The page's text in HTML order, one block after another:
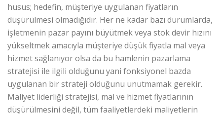
husus; hedefin, müşteriye uygulanan fiyatların
düşürülmesi olmadığıdır. Her ne kadar bazı durumlarda,
işletmenin pazar payını büyütmek veya stok devir hızını
yükseltmek amacıyla müşteriye düşük fiyatla mal veya
hizmet sağlanıyor olsa da bu hamlenin pazarlama
stratejisi ile ilgili olduğunu yani fonksiyonel bazda
uygulanan bir strateji olduğunu unutmamak gerekir.
Maliyet liderliği stratejisi, mal ve hizmet fiyatlarının
düşürülmesini değil, tüm faaliyetlerdeki maliyetlerin